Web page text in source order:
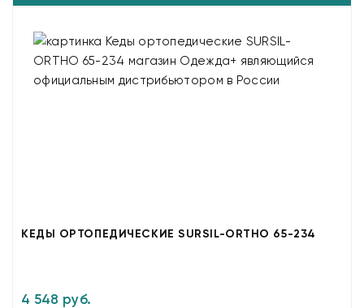
КЕДЫ ОРТОПЕДИЧЕСКИЕ SURSIL-ORTHO 65-234
4 548 руб.